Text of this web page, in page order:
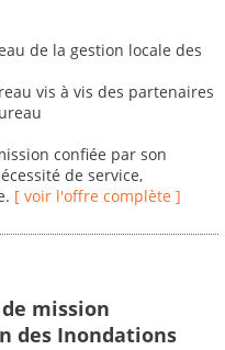
de la gestion locale des
vis à vis des partenaires
confiée par son
de service,
[ voir l'offre complète ]
mission
des Inondations